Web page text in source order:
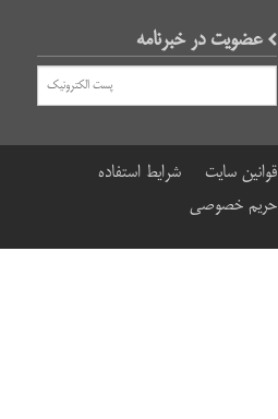
عضویت در خبرنامه
قوانین سایت
شرایط استفاده
حریم خصوصی